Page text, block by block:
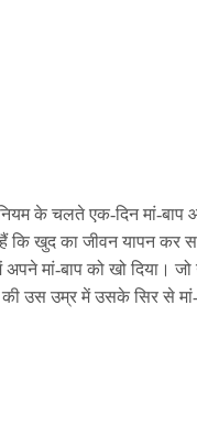
के चलते एक-दिन मां-
कि खुद का जीवन यापन
मां-बाप को खो दिया।
उस उम्र में उसके सिर से मां-